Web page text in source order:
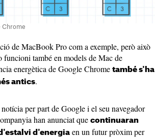
Chrome
de MacBook Pro com a exemple, però això
també en models de Mac de
energètica de Google Chrome també s'ha
antics.
per part de Google i el seu navegador
han anunciat que continuaran
d'energia en un futur pròxim per